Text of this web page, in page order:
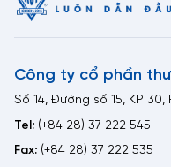
Công ty cổ phần
Số 14, Đường số 15, KP 30,
Tel: (+84 28) 37 222 545
Fax: (+84 28) 37 222 535